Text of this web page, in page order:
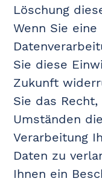
Löschung
Wenn Sie
Sie diese
Zukunft
Sie das
Umständen
Verarbeitung
Daten zu
Ihnen ein